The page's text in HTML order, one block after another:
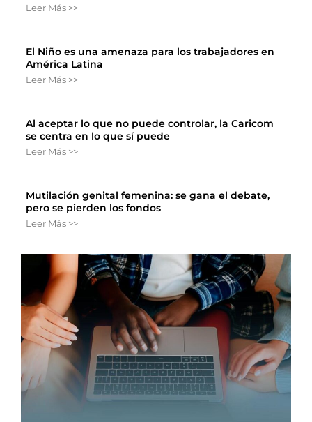
Leer Más >>
El Niño es una amenaza para los trabajadores en
América Latina
Leer Más >>
Al aceptar lo que no puede controlar, la Caricom
se centra en lo que sí puede
Leer Más >>
Mutilación genital femenina: se gana el debate,
pero se pierden los fondos
Leer Más >>